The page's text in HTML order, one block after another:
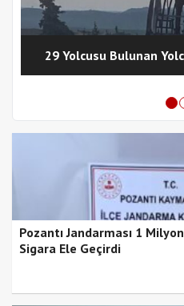
29 Yolcusu Bulunan
Pozantı Jandarması 1
Sigara Ele Geçirdi